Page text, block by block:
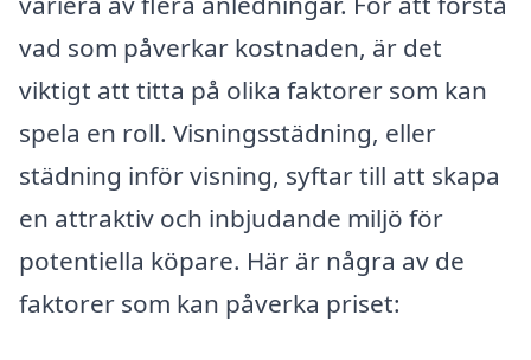
vad som påverkar kostnaden, är det
viktigt att titta på olika faktorer som kan
spela en roll. Visningsstädning, eller
städning inför visning, syftar till att skapa
en attraktiv och inbjudande miljö för
potentiella köpare. Här är några av de
faktorer som kan påverka priset: